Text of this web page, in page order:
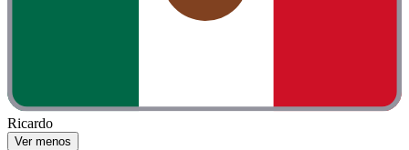
Ricardo
Ver menos